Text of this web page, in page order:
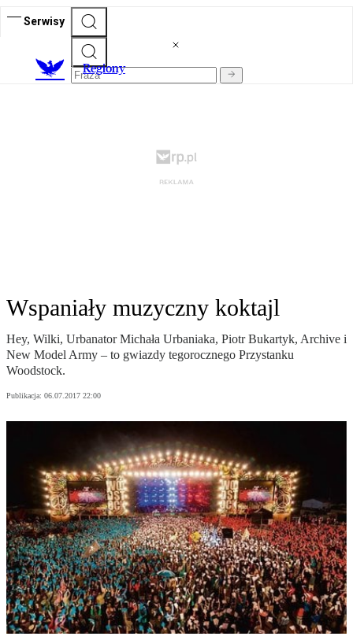
Serwisy
Regiony
Wspaniały muzyczny koktajl
Hey, Wilki, Urbanator Michała Urbaniaka, Piotr Bukartyk, Archive i
New Model Army – to gwiazdy tegorocznego Przystanku
Woodstock.
Publikacja: 06.07.2017 22:00